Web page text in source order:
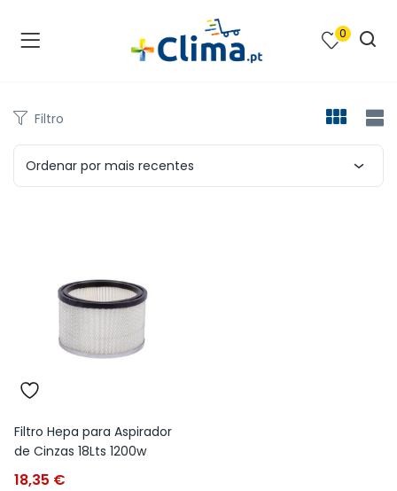
e Barbecues )
renováveis )
0
Filtro
Ordenar por mais recentes
Filtro Hepa para Aspirador
de Cinzas 18Lts 1200w
18,35 €